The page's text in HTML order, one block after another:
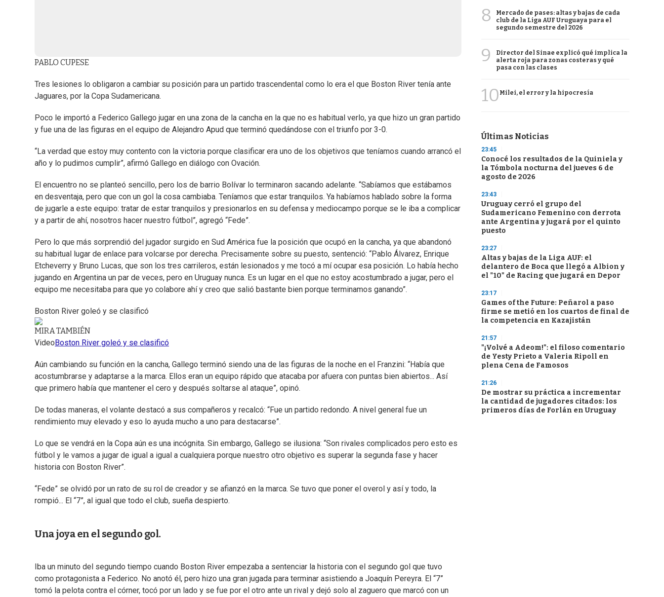
PABLO CUPESE
Tres lesiones lo obligaron a cambiar su posición para un partido trascendental como lo era el que Boston River tenía ante
Jaguares, por la Copa Sudamericana.
Poco le importó a Federico Gallego jugar en una zona de la cancha en la que no es habitual verlo, ya que hizo un gran partido
y fue una de las figuras en el equipo de Alejandro Apud que terminó quedándose con el triunfo por 3-0.
“La verdad que estoy muy contento con la victoria porque clasificar era uno de los objetivos que teníamos cuando arrancó el
año y lo pudimos cumplir”, afirmó Gallego en diálogo con Ovación.
El encuentro no se planteó sencillo, pero los de barrio Bolívar lo terminaron sacando adelante. “Sabíamos que estábamos
en desventaja, pero que con un gol la cosa cambiaba. Teníamos que estar tranquilos. Ya habíamos hablado sobre la forma
de jugarle a este equipo: tratar de estar tranquilos y presionarlos en su defensa y mediocampo porque se le iba a complicar
y a partir de ahí, nosotros hacer nuestro fútbol”, agregó “Fede”.
Pero lo que más sorprendió del jugador surgido en Sud América fue la posición que ocupó en la cancha, ya que abandonó
su habitual lugar de enlace para volcarse por derecha. Precisamente sobre su puesto, sentenció: “Pablo Álvarez, Enrique
Etcheverry y Bruno Lucas, que son los tres carrileros, están lesionados y me tocó a mí ocupar esa posición. Lo había hecho
jugando en Argentina un par de veces, pero en Uruguay nunca. Es un lugar en el que no estoy acostumbrado a jugar, pero el
equipo me necesitaba para que yo colabore ahí y creo que salió bastante bien porque terminamos ganando”.
Boston River goleó y se clasificó
MIRA TAMBIÉN
Video Boston River goleó y se clasificó
Aún cambiando su función en la cancha, Gallego terminó siendo una de las figuras de la noche en el Franzini: “Había que
acostumbrarse y adaptarse a la marca. Ellos eran un equipo rápido que atacaba por afuera con puntas bien abiertos... Así
que primero había que mantener el cero y después soltarse al ataque”, opinó.
De todas maneras, el volante destacó a sus compañeros y recalcó: “Fue un partido redondo. A nivel general fue un
rendimiento muy elevado y eso lo ayuda mucho a uno para destacarse”.
Lo que se vendrá en la Copa aún es una incógnita. Sin embargo, Gallego se ilusiona: “Son rivales complicados pero esto es
fútbol y le vamos a jugar de igual a igual a cualquiera porque nuestro otro objetivo es superar la segunda fase y hacer
historia con Boston River”.
“Fede” se olvidó por un rato de su rol de creador y se afianzó en la marca. Se tuvo que poner el overol y así y todo, la
rompió... El “7”, al igual que todo el club, sueña despierto.
Una joya en el segundo gol.
Iba un minuto del segundo tiempo cuando Boston River empezaba a sentenciar la historia con el segundo gol que tuvo
como protagonista a Federico. No anotó él, pero hizo una gran jugada para terminar asistiendo a Joaquín Pereyra. El “7”
tomó la pelota contra el córner, tocó por un lado y se fue por el otro ante un rival y dejó solo al zaguero que marcó con un
8
Mercado de pases: altas y bajas de cada
club de la Liga AUF Uruguaya para el
segundo semestre del 2026
9
Director del Sinae explicó qué implica la
alerta roja para zonas costeras y qué
pasa con las clases
10 Milei, el error y la hipocresía
Últimas Noticias
23:45
Conocé los resultados de la Quiniela y
la Tómbola nocturna del jueves 6 de
agosto de 2026
23:43
Uruguay cerró el grupo del
Sudamericano Femenino con derrota
ante Argentina y jugará por el quinto
puesto
23:27
Altas y bajas de la Liga AUF: el
delantero de Boca que llegó a Albion y
el "10" de Racing que jugará en Depor
23:17
Games of the Future: Peñarol a paso
firme se metió en los cuartos de final de
la competencia en Kazajistán
21:57
"¡Volvé a Adeom!": el filoso comentario
de Yesty Prieto a Valeria Ripoll en
plena Cena de Famosos
21:26
De mostrar su práctica a incrementar
la cantidad de jugadores citados: los
primeros días de Forlán en Uruguay